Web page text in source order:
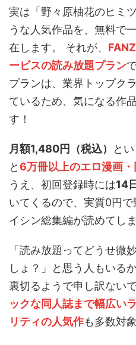
実は「野々原柚花のヒミ
うな人気作品を、無料で
在します。 それが、
ービスの読み放題プラン
プランは、業界トップク
ているため、気になる作
す！
月額1,480円（税込）
と
と6万冊以上のエロ漫画・
うえ、初回登録時には14
いてくるので、実質0円
イシン総集編が読めてしま
「読み放題ってどうせ微
しょ？」と思う人もいる
裏切るようで申し訳ないで
ックな同人誌まで幅広い
リティの人気作も多数対